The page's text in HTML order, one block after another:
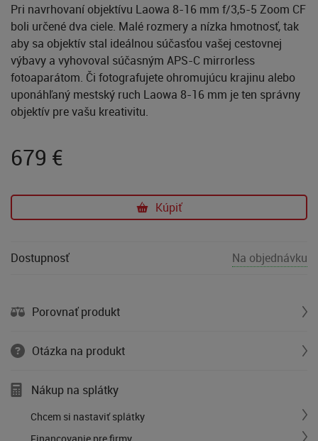
Pri navrhovaní objektívu Laowa 8-16 mm f/3,5-5 Zoom CF
boli určené dva ciele. Malé rozmery a nízka hmotnosť, tak
aby sa objektív stal ideálnou súčasťou vašej cestovnej
výbavy a vyhovoval súčasným APS-C mirrorless
fotoaparátom. Či fotografujete ohromujúcu krajinu alebo
uponáhľaný mestský ruch Laowa 8-16 mm je ten správny
objektív pre vašu kreativitu.
679 €
Kúpiť
Dostupnosť Na objednávku
Porovnať produkt
Otázka na produkt
Nákup na splátky
Chcem si nastaviť splátky
Financovanie pre firmy